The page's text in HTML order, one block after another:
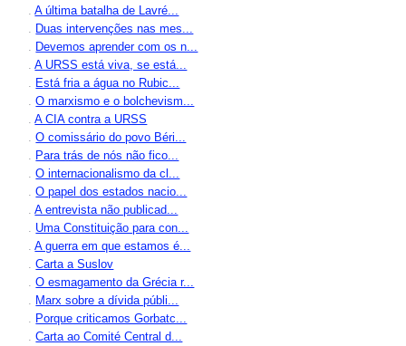
.A última batalha de Lavré...
Duas intervenções nas mes...
Devemos aprender com os n...
.A URSS está viva, se está...
Está fria a água no Rubic...
.O marxismo e o bolchevism...
.A CIA contra a URSS
.O comissário do povo Béri...
Para trás de nós não fico...
.O internacionalismo da cl...
.O papel dos estados nacio...
.A entrevista não publicad...
Uma Constituição para con...
.A guerra em que estamos é...
.Carta a Suslov
.O esmagamento da Grécia r...
Marx sobre a dívida públi...
Porque criticamos Gorbatc...
.Carta ao Comité Central d...